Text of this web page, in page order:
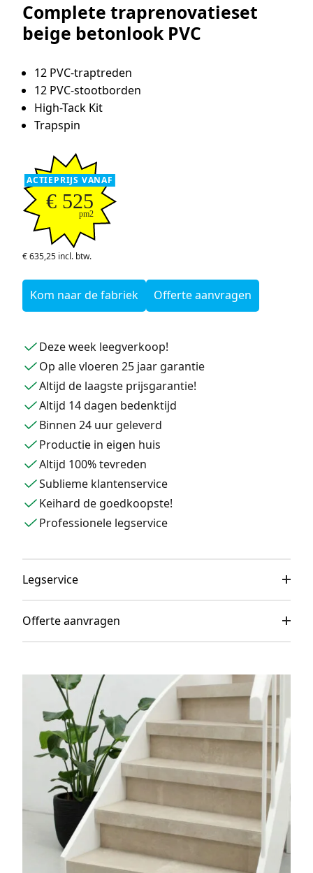
Complete traprenovatieset
beige betonlook PVC
12 PVC-traptreden
12 PVC-stootborden
High-Tack Kit
Trapspin
ACTIEPRIJS VANAF
€ 525
pm2
€ 635,25 incl. btw.
Kom naar de fabriek Offerte aanvragen
Deze week leegverkoop!
Op alle vloeren 25 jaar garantie
Altijd de laagste prijsgarantie!
Altijd 14 dagen bedenktijd
Binnen 24 uur geleverd
Productie in eigen huis
Altijd 100% tevreden
Sublieme klantenservice
Keihard de goedkoopste!
Professionele legservice
Legservice
Offerte aanvragen